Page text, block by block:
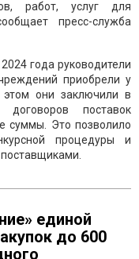
работ, услуг для
пресс-служба
года руководители
приобрели у
этом они заключили в
поставок
суммы. Это позволило
процедуры и
единой
до 600